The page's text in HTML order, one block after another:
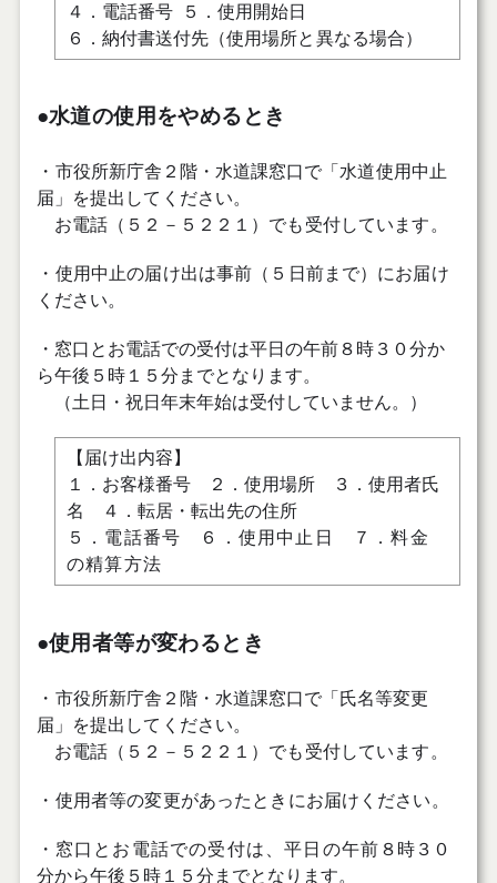
４．電話番号５．使用開始日
６．納付書送付先（使用場所と異なる場合）
●水道の使用をやめるとき
・ 市役所新庁舎２階・水道課窓口で「水道使用中止
届」を提出してください。
お電話（５２－５２２１）でも受付しています。
・ 使用中止の届け出は事前（５日前まで）にお届け
ください。
・窓口とお電話での受付は平日の午前８時３０分か
ら午後５時１５分までとなります。
（土日・祝日年末年始は受付していません。）
【届け出内容】
１． お客様番号 ２．使用場所 ３．使用者氏
名 ４．転居・転出先の住所
５．電話番号 ６．使用中止日 ７．料金
の精算方法
●使用者等が変わるとき
・ 市役所新庁舎２階・水道課窓口で「氏名等変更
届」を提出してください。
お電話（５２－５２２１）でも受付しています。
・ 使用者等の変更があったときにお届けください。
・窓口とお電話での受付は、平日の午前 ８時３０
分から午後５時１５分までとなります。